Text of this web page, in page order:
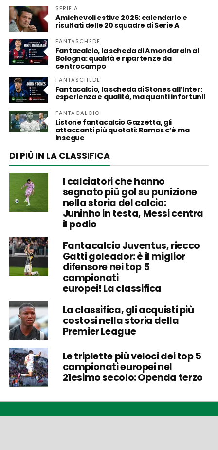
SERIE A
Amichevoli estive 2026: calendario e
risultati delle 20 squadre di Serie A
FANTASCHEDE
Fantacalcio, la scheda di Amondarain al
Bologna: qualità e ripartenze da
centrocampo
FANTASCHEDE
Fantacalcio, la scheda di Stones all’Inter:
esperienza e qualità, ma quanti infortuni!
FANTACALCIO
Listone fantacalcio Gazzetta, gli
attaccanti più quotati: Ramos c’è ma
insegue
DI PIÙ IN LA CLASSIFICA
I calciatori che hanno
segnato più gol su punizione
nella storia del calcio:
Juninho in testa, Messi centra
il podio
Fantacalcio Juventus, riecco
Gatti goleador: è il miglior
difensore nei top 5
campionati
europei! La classifica
La classifica, gli acquisti più
costosi nella storia della
Premier League
Le triplette più veloci dei top 5
campionati europei nel
21esimo secolo: Openda terzo